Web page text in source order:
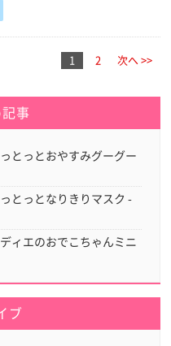
1 2 次へ >>
事
とっとおやすみグーグー
とっとなりきりマスク -
ィエのおでこちゃんミニ
ブ